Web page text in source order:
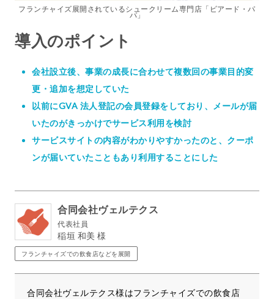
フランチャイズ展開されているシュークリーム専門店「ビアード・パ
パ」
導入のポイント
会社設立後、事業の成長に合わせて複数回の事業目的変
更・追加を想定していた
以前にGVA 法人登記の会員登録をしており、メールが届
いたのがきっかけでサービス利用を検討
サービスサイトの内容がわかりやすかったのと、クーポ
ンが届いていたこともあり利用することにした
合同会社ヴェルテクス
代表社員
稲垣 和美 様
フランチャイズでの飲食店などを展開
合同会社ヴェルテクス様はフランチャイズでの飲食店